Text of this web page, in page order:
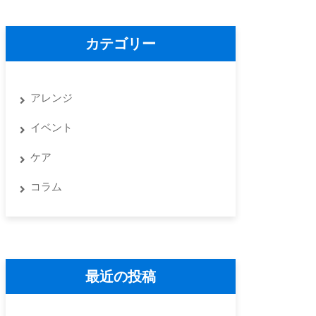
カテゴリー
アレンジ
イベント
ケア
コラム
最近の投稿